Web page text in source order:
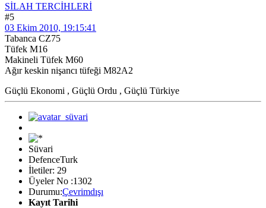
SİLAH TERCİHLERİ
#5
03 Ekim 2010, 19:15:41
Tabanca CZ75
Tüfek M16
Makineli Tüfek M60
Ağır keskin nişancı tüfeği M82A2
Güçlü Ekonomi , Güçlü Ordu , Güçlü Türkiye
Süvari
DefenceTurk
İletiler: 29
Üyeler No :1302
Durumu:Çevrimdışı
Kayıt Tarihi